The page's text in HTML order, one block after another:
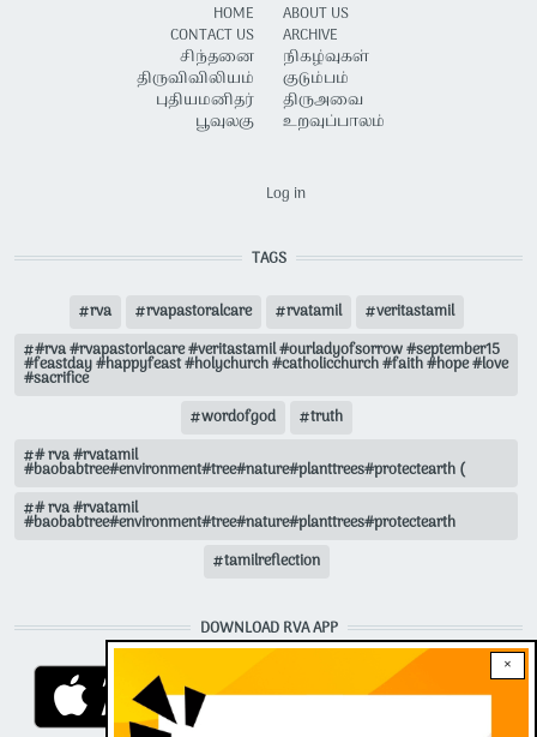
×
HOME
CONTACT US
சிந்தனை
திருவிவிலியம்
புதியமனிதர்
பூவுலகு
ABOUT US
ARCHIVE
நிகழ்வுகள்
குடும்பம்
திருஅவை
உறவுப்பாலம்
Log in
TAGS
rva rvapastoralcare rvatamil
veritastamil
#rva #rvapastorlacare #veritastamil #ourladyofsorrow #september15
#feastday #happyfeast #holychurch #catholicchurch #faith #hope #love
#sacrifice
wordofgod
truth
# rva #rvatamil
#baobabtree#environment#tree#nature#planttrees#protectearth (
# rva #rvatamil
#baobabtree#environment#tree#nature#planttrees#protectearth
tamilreflection
DOWNLOAD RVA APP